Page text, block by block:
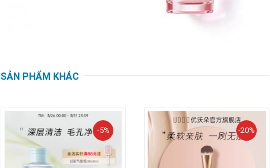
SẢN PHẨM KHÁC
-5% -20%